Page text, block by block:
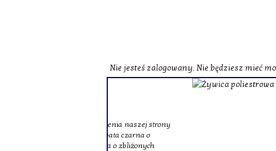
Nie jesteś zalogowany. Nie będziesz mieć